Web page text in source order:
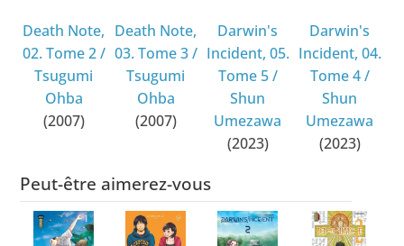
Death Note,
02. Tome 2/
Tsugumi
Ohba
(2007)
Death Note,
03. Tome 3/
Tsugumi
Ohba
(2007)
Darwin's
Incident, 05.
Tome 5/
Shun
Umezawa
(2023)
Darwin's
Incident, 04.
Tome 4/
Shun
Umezawa
(2023)
Peut-être aimerez-vous